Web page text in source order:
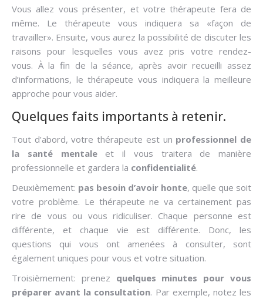
Vous allez vous présenter, et votre thérapeute fera de
même. Le thérapeute vous indiquera sa «façon de
travailler». Ensuite, vous aurez la possibilité de discuter les
raisons pour lesquelles vous avez pris votre rendez-
vous. À la fin de la séance, après avoir recueilli assez
d’informations, le thérapeute vous indiquera la meilleure
approche pour vous aider.
Quelques faits importants à retenir.
Tout d’abord, votre thérapeute est un professionnel de
la santé mentaleet il vous traitera de manière
professionnelle et gardera la confidentialité.
Deuxièmement: pas besoin d’avoir honte, quelle que soit
votre problème. Le thérapeute ne va certainement pas
rire de vous ou vous ridiculiser. Chaque personne est
différente, et chaque vie est différente. Donc, les
questions qui vous ont amenées à consulter, sont
également uniques pour vous et votre situation.
Troisièmement: prenez quelques minutes pour vous
préparer avant la consultation. Par exemple, notez les